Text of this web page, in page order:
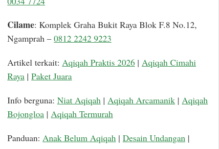
Cilame: Komplek Graha Bukit Raya Blok F.8 No.12,
Ngamprah – 0812 2242 9223
Artikel terkait: Aqiqah Praktis 2026 | Aqiqah Cimahi
Raya | Paket Juara
Info berguna: Niat Aqiqah | Aqiqah Arcamanik | Aqiqah
Bojongloa | Aqiqah Termurah
Panduan: Anak Belum Aqiqah | Desain Undangan |